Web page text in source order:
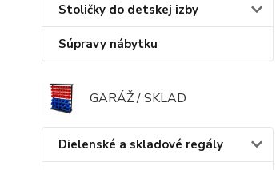
Stoličky do detskej izby
Súpravy nábytku
GARÁŽ / SKLAD
Dielenské a skladové regály